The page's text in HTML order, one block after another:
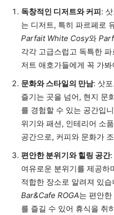
독창적인 디저트와 커피:
는 디저트, 특히 파르페로
Parfait White Cosy와
각각 고급스럽고 독특한
저트 애호가들에게 꼭 가
문화와 스타일의 만남: 삿
즐기는 곳을 넘어, 현지 문
를 경험할 수 있는 공간입
위기와 패션, 인테리어 소
공간으로, 커피와 문화가
편안한 분위기와 힐링 공간
여유로운 분위기를 제공하
적합한 장소로 알려져 있습
Bar&Cafe ROGA는 편안
를 즐길 수 있어 휴식을 취